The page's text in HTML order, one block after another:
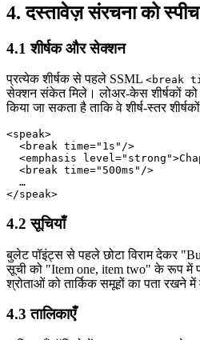
4. दस्तावेज़ संरचना को
4.1 शीर्षक और सेक्शन
प्रत्येक शीर्षक से पहले SSML <break
सेक्शन संकेत मिले। लोअर‑केस शीर्षकों
किया जा सकता है ताकि वे शीर्ष‑स्तर
<speak>
  <break time="1s"/>
<emphasis
  <break time="500ms"/>
  …
4.2 सूचियाँ
बुलेट पॉइंट्स से पहले छोटा विराम देकर
सूची को "Item one, item two" के रूप में
श्रोताओं को तार्किक समूहों का पता रखने
4.3 तालिकाएँ